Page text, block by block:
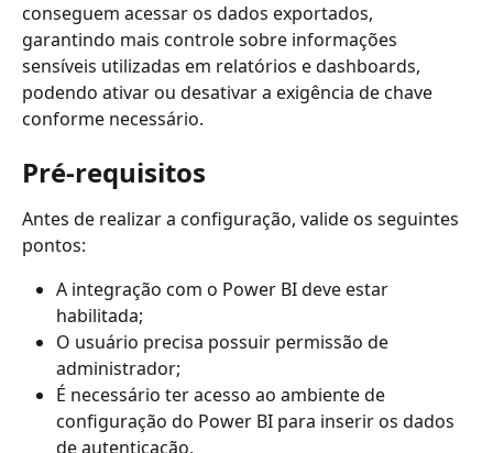
conseguem acessar os dados exportados,
garantindo mais controle sobre informações
sensíveis utilizadas em relatórios e dashboards,
podendo ativar ou desativar a exigência de chave
conforme necessário.
Pré-requisitos
Antes de realizar a configuração, valide os seguintes
pontos:
A integração com o Power BI deve estar
habilitada;
O usuário precisa possuir permissão de
administrador;
É necessário ter acesso ao ambiente de
configuração do Power BI para inserir os dados
de autenticação.